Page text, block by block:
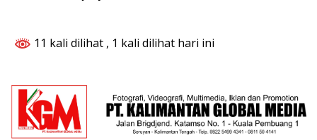
11 kali dilihat , 1 kali dilihat hari ini